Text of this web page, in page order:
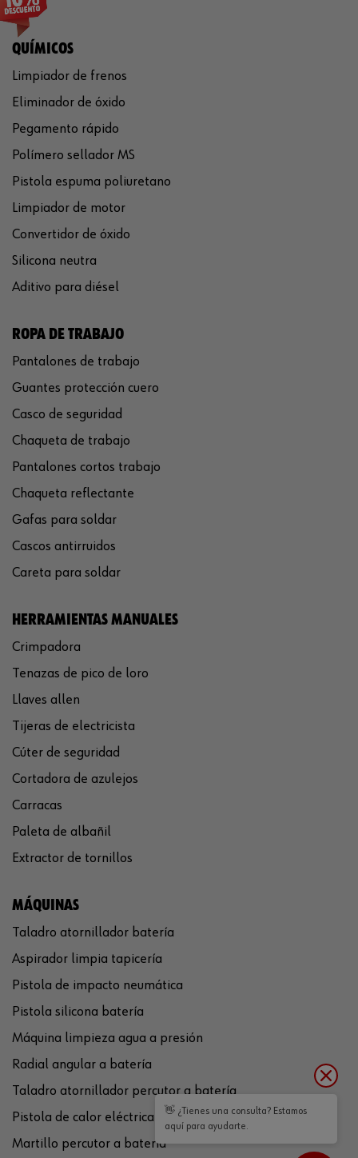
QUÍMICOS
Limpiador de frenos
Eliminador de óxido
Pegamento rápido
Polímero sellador MS
Pistola espuma poliuretano
Limpiador de motor
Convertidor de óxido
Silicona neutra
Aditivo para diésel
ROPA DE TRABAJO
Pantalones de trabajo
Guantes protección cuero
Casco de seguridad
Chaqueta de trabajo
Pantalones cortos trabajo
Chaqueta reflectante
Gafas para soldar
Cascos antirruidos
Careta para soldar
HERRAMIENTAS MANUALES
Crimpadora
Tenazas de pico de loro
Llaves allen
Tijeras de electricista
Cúter de seguridad
Cortadora de azulejos
Carracas
Paleta de albañil
Extractor de tornillos
MÁQUINAS
Taladro atornillador batería
Aspirador limpia tapicería
Pistola de impacto neumática
Pistola silicona batería
Máquina limpieza agua a presión
Radial angular a batería
Taladro atornillador percutor a batería
Pistola de calor eléctrica
Martillo percutor a batería
👋 ¿Tienes una consulta? Estamos
aquí para ayudarte.